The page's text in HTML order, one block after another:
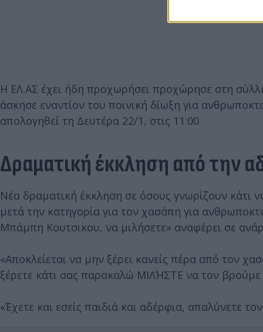
Η ΕΛ.ΑΣ έχει ήδη προχωρήσει προχώρησε στη
άσκησε εναντίον του ποινική δίωξη για
απολογηθεί τη Δευτέρα 22/1, στις 11:00.
Δραματική έκκληση από την
Νέα δραματική έκκληση σε όσους γνωρίζουν
μετά την κατηγορία για τον χασάπη για
Μπάμπη Κουτσικου, να μιλήσετε» αναφέρει σε
«Αποκλείεται να μην ξέρει κανείς πέρα από τον
ξέρετε κάτι σας παρακαλώ ΜΙΛΉΣΤΕ να τον
«Έχετε και εσείς παιδιά και αδέρφια, απαλύνετε